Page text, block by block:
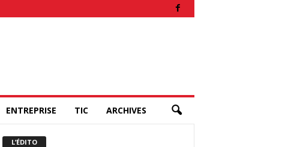
ENTREPRISE TIC ARCHIVES
L’ÉDITO